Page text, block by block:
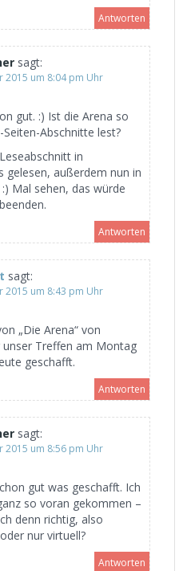
Antworten
sagt:
2015 um 8:04 pm Uhr
gut. :) Ist die Arena so
Abschnitte lest?
in
gelesen, außerdem nun in
Mal sehen, das würde
Antworten
sagt:
2015 um 8:43 pm Uhr
„Die Arena“ von
Treffen am Montag
geschafft.
Antworten
sagt:
2015 um 8:56 pm Uhr
gut was geschafft. Ich
so voran gekommen –
denn richtig, also
nur virtuell?
Antworten